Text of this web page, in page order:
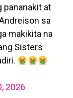
pananakit at
sa
makikita na
Sisters
2026